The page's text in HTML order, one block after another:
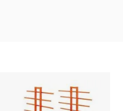
dubbelsidig,